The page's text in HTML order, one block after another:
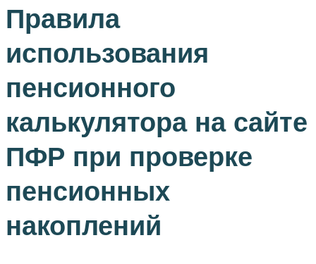
Правила
использования
пенсионного
калькулятора на сайте
ПФР при проверке
пенсионных
накоплений